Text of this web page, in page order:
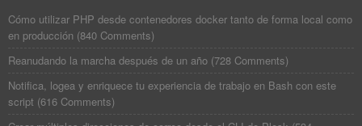
Cómo utilizar PHP desde contenedores docker tanto de forma local como
en producción (840 Comments)
Reanudando la marcha después de un año (728 Comments)
Notifica, logea y enriquece tu experiencia de trabajo en Bash con este
script (616 Comments)